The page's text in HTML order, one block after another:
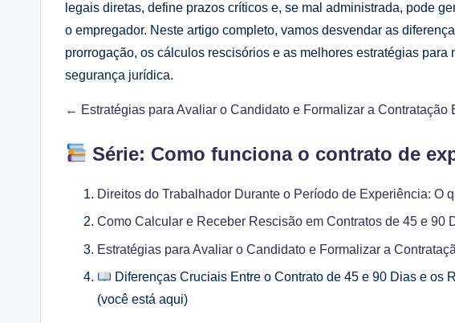
legais diretas, define prazos críticos e, se mal administrada, pode
o empregador. Neste artigo completo, vamos desvendar as
prorrogação, os cálculos rescisórios e as melhores estratégias
segurança jurídica.
← Estratégias para Avaliar o Candidato e Formalizar a Contratação
Série: Como funciona o contrato de
Direitos do Trabalhador Durante o Período de Experiência: O
Como Calcular e Receber Rescisão em Contratos de 45 e 90
Estratégias para Avaliar o Candidato e Formalizar a
Diferenças Cruciais Entre o Contrato de 45 e 90 Dias e os
(você está aqui)